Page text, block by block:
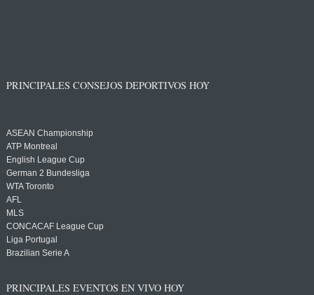
PRINCIPALES CONSEJOS DEPORTIVOS HOY
ASEAN Championship
ATP Montreal
English League Cup
German 2 Bundesliga
WTA Toronto
AFL
MLS
CONCACAF League Cup
Liga Portugal
Brazilian Serie A
PRINCIPALES EVENTOS EN VIVO HOY